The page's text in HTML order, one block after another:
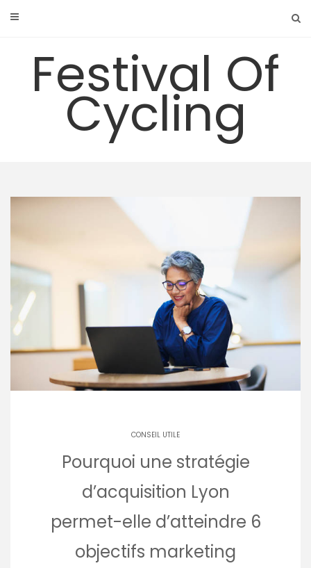
Festival Of
Cycling
CONSEIL UTILE
Pourquoi une stratégie
d’acquisition Lyon
permet-elle d’atteindre 6
objectifs marketing